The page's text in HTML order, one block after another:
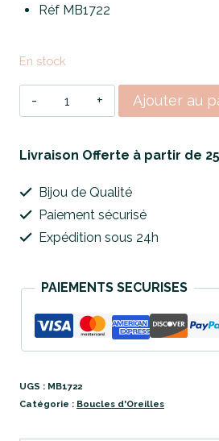
Réf MB1722
En stock
quantité
Boucles
Golden
Ajouter au
Livraison Offerte à partir de
Bijou de Qualité
Paiement sécurisé
Expédition sous 24h
PAIEMENTS SECURISES
UGS : MB1722
Catégorie : Boucles d'Oreilles